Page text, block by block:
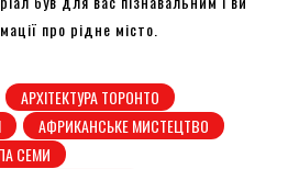
про рідне місто.
АРХІТЕКТУРА ТОРОНТО
АФРИКАНСЬКЕ МИСТЕЦТВО
СЕМИ